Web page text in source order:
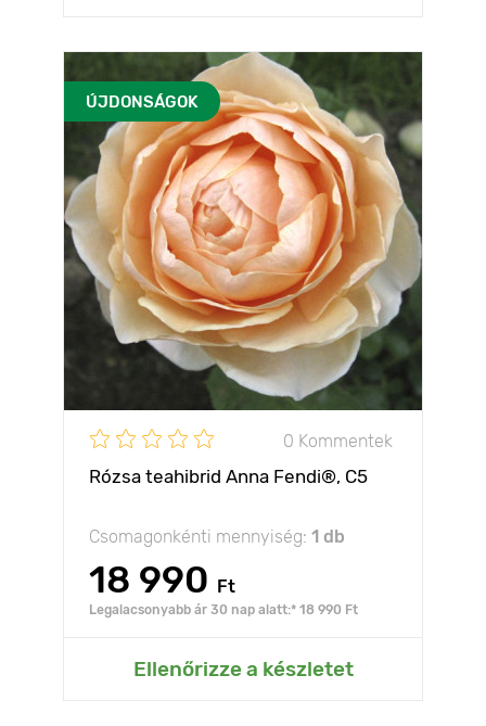
ÚJDONSÁGOK
0 Kommentek
Rózsa teahibrid Anna Fendi®, C5
Csomagonkénti mennyiség: 1 db
18 990 Ft
Legalacsonyabb ár 30 nap alatt:* 18 990 Ft
Ellenőrizze a készletet